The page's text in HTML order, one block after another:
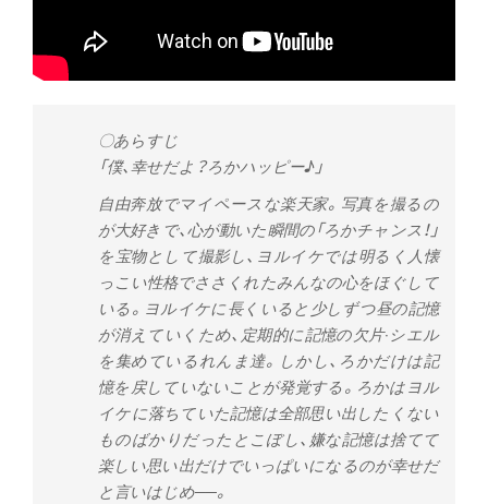
〇あらすじ
「僕、幸せだよ？ろかハッピー♪」
自由奔放でマイペースな楽天家。写真を撮るの
が大好きで、心が動いた瞬間の「ろかチャンス！」
を宝物として撮影し、ヨルイケでは明るく人懐
っこい性格でささくれたみんなの心をほぐして
いる。ヨルイケに長くいると少しずつ昼の記憶
が消えていくため、定期的に記憶の欠片‧シエル
を集めているれんま達。しかし、ろかだけは記
憶を戻していないことが発覚する。ろかはヨル
イケに落ちていた記憶は全部思い出したくない
ものばかりだったとこぼし、嫌な記憶は捨てて
楽しい思い出だけでいっぱいになるのが幸せだ
と言いはじめ──。